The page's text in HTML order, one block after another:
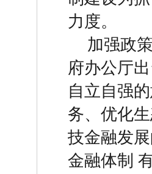
力度。
加强政
府办公厅
自立自强
务、优化
技金融发
金融体制